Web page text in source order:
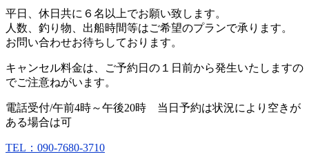
平日、休日共に６名以上でお願い致します。
人数、釣り物、出船時間等はご希望のプランで承ります。
お問い合わせお待ちしております。
キャンセル料金は、ご予約日の１日前から発生いたしますの
でご注意ねがいます。
電話受付/午前4時～午後20時 当日予約は状況により空きが
ある場合は可
TEL：090-7680-3710